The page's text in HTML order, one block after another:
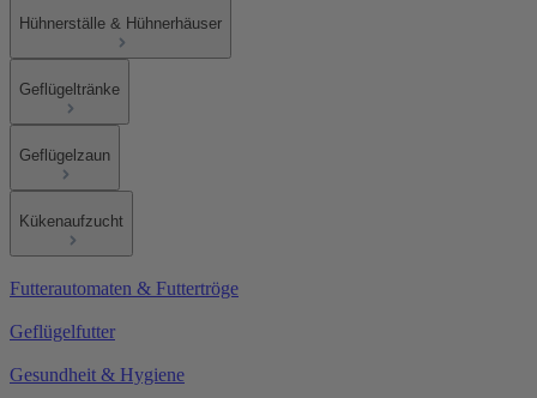
Hühnerställe & Hühnerhäuser
Geflügeltränke
Geflügelzaun
Kükenaufzucht
Futterautomaten & Futtertröge
Geflügelfutter
Gesundheit & Hygiene